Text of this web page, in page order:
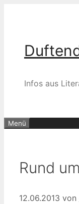
Infos aus
Menü
Rund
12.06.2013 von